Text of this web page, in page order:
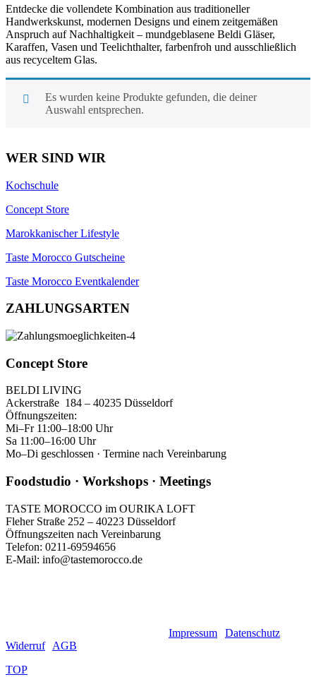
Entdecke die vollendete Kombination aus traditioneller
Handwerkskunst, modernen Designs und einem zeitgemäßen
Anspruch auf Nachhaltigkeit – mundgeblasene Beldi Gläser,
Karaffen, Vasen und Teelichthalter, farbenfroh und ausschließlich
aus recyceltem Glas.
Es wurden keine Produkte gefunden, die deiner
Auswahl entsprechen.
WER SIND WIR
Kochschule
Concept Store
Marokkanischer Lifestyle
Taste Morocco Gutscheine
Taste Morocco Eventkalender
ZAHLUNGSARTEN
Concept Store
BELDI LIVING
Ackerstraße 184 – 40235 Düsseldorf
Öffnungszeiten:
Mi–Fr 11:00–18:00 Uhr
Sa 11:00–16:00 Uhr
Mo–Di geschlossen · Termine nach Vereinbarung
Foodstudio · Workshops · Meetings
TASTE MOROCCO im OURIKA LOFT
Fleher Straße 252 – 40223 Düsseldorf
Öffnungszeiten nach Vereinbarung
Telefon: 0211-69594656
E-Mail: info@tastemorocco.de
Impressum Datenschutz
Widerruf| AGB
TOP